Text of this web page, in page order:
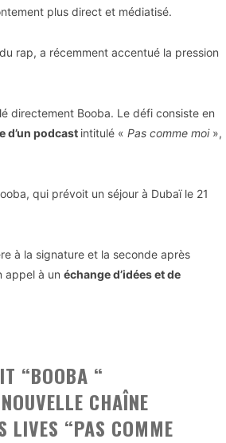
plus direct et médiatisé.
rap, a récemment accentué la pression
directement Booba. Le défi consiste en
d’un podcast intitulé « Pas comme moi»,
qui prévoit un séjour à Dubaï le 21
à la signature et la seconde après
appel à un échange d’idées et de
“BOOBA “
CHAÎNE
LIVES “PAS COMME